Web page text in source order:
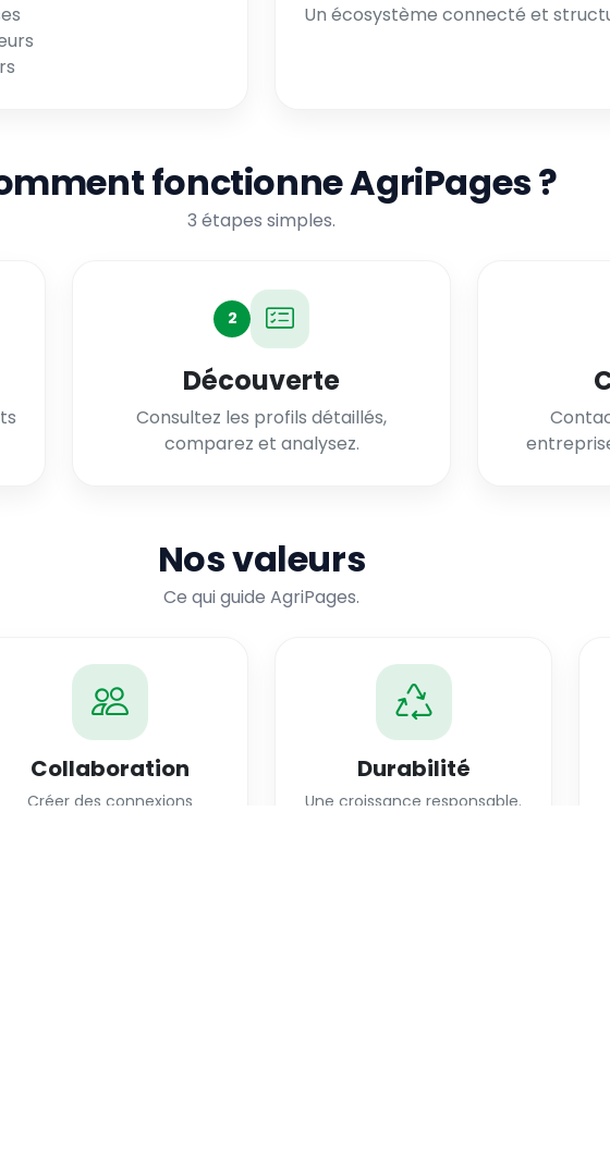
Un écosystème connecté et
fonctionne AgriPages ?
3 étapes simples.
2
Découverte
Consultez les profils détaillés,
comparez et analysez.
Nos valeurs
Ce qui guide AgriPages.
Collaboration
Créer des connexions
Durabilité
Une croissance responsable.